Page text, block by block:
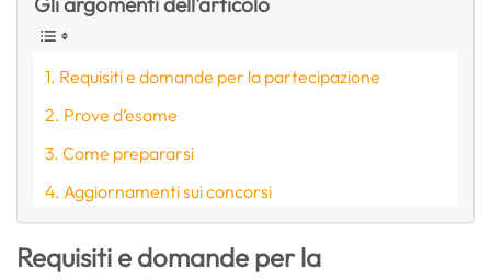
Requisiti e domande per la partecipazione
Prove d’esame
Come prepararsi
Aggiornamenti sui concorsi
Requisiti e domande per la